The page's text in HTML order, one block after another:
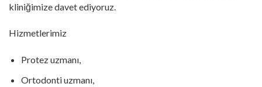
kliniğimize davet ediyoruz.
Hizmetlerimiz
Protez uzmanı,
Ortodonti uzmanı,